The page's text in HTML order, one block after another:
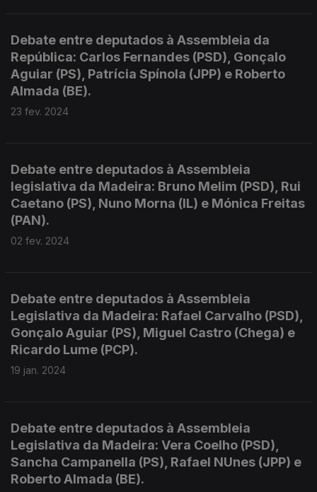
Debate entre deputados à Assembleia da
República: Carlos Fernandes (PSD), Gonçalo
Aguiar (PS), Patrícia Spínola (JPP) e Roberto
Almada (BE).
23 fev. 2024
Debate entre deputados à Assembleia
legislativa da Madeira: Bruno Melim (PSD), Rui
Caetano (PS), Nuno Morna (IL) e Mónica Freitas
(PAN).
02 fev. 2024
Debate entre deputados à Assembleia
Legislativa da Madeira: Rafael Carvalho (PSD),
Gonçalo Aguiar (PS), Miguel Castro (Chega) e
Ricardo Lume (PCP).
19 jan. 2024
Debate entre deputados à Assembleia
Legislativa da Madeira: Vera Coelho (PSD),
Sancha Campanella (PS), Rafael NUnes (JPP) e
Roberto Almada (BE).